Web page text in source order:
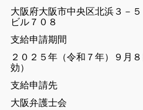
大阪府大阪市中央区北浜３－
ビル７０８
支給申請期間
２０２５年（令和７年）９月
効）
支給申請先
大阪弁護士会